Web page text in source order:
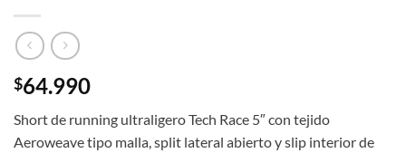
$64.990
Short de running ultraligero Tech Race 5″ con tejido
Aeroweave tipo malla, split lateral abierto y slip interior de